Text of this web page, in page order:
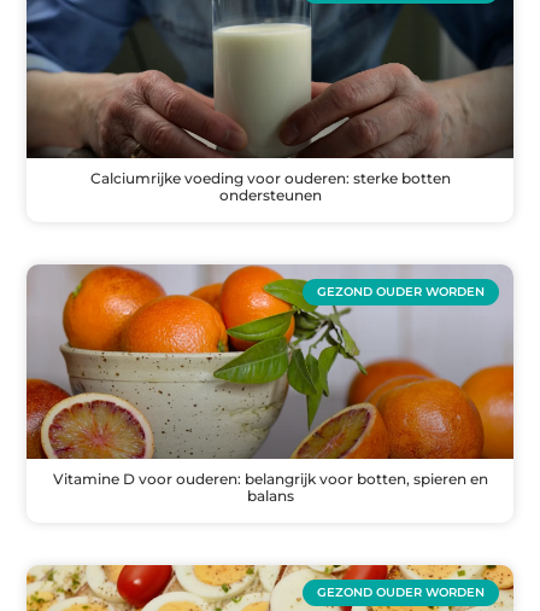
Calciumrijke voeding voor ouderen: sterke botten
ondersteunen
GEZOND OUDER WORDEN
Vitamine D voor ouderen: belangrijk voor botten, spieren en
balans
GEZOND OUDER WORDEN